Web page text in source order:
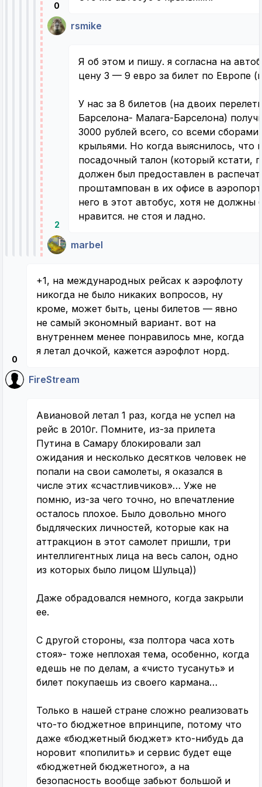
0
rsmike
2
Я об этом и пишу. я согласна на
цену 3 — 9 евро за билет по Европе
У нас за 8 билетов (на двоих
Барселона- Малага-Барселона)
3000 рублей всего, со всеми
крыльями. Но когда выяснилось, что
посадочный талон (который кстати,
должен был предоставлен в
проштампован в их офисе в
него в этот автобус, хотя не
нравится. не стоя и ладно.
marbel
0
+1, на международных рейсах к аэрофлоту
никогда не было никаких вопросов, ну
кроме, может быть, цены билетов — явно
не самый экономный вариант. вот на
внутреннем менее понравилось мне, когда
я летал дочкой, кажется аэрофлот норд.
FireStream
Авиановой летал 1 раз, когда не успел на
рейс в 2010г. Помните, из-за прилета
Путина в Самару блокировали зал
ожидания и несколько десятков человек не
попали на свои самолеты, я оказался в
числе этих «счастливчиков»… Уже не
помню, из-за чего точно, но впечатление
осталось плохое. Было довольно много
быдляческих личностей, которые как на
аттракцион в этот самолет пришли, три
интеллигентных лица на весь салон, одно
из которых было лицом Шульца))
Даже обрадовался немного, когда закрыли
ее.
С другой стороны, «за полтора часа хоть
стоя»- тоже неплохая тема, особенно, когда
едешь не по делам, а «чисто тусануть» и
билет покупаешь из своего кармана…
Только в нашей стране сложно реализовать
что-то бюджетное впринципе, потому что
даже «бюджетный бюджет» кто-нибудь да
норовит «попилить» и сервис будет еще
«бюджетней бюджетного», а на
безопасность вообще забьют большой и